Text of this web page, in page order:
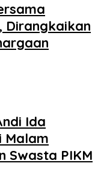
Dirangkaikan
Ida
Malam
Swasta PIKM